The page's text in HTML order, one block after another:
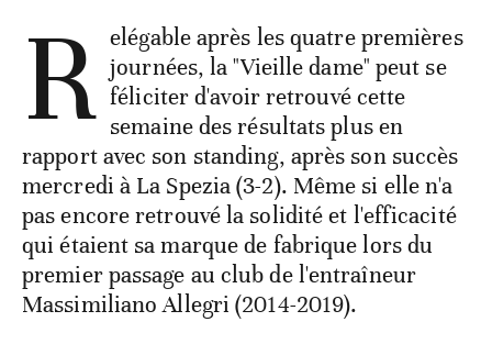
R elégable après les quatre premières
journées, la "Vieille dame" peut se
féliciter d'avoir retrouvé cette
semaine des résultats plus en
rapport avec son standing, après son succès
mercredi à La Spezia (3-2). Même si elle n'a
pas encore retrouvé la solidité et l'efficacité
qui étaient sa marque de fabrique lors du
premier passage au club de l'entraîneur
Massimiliano Allegri (2014-2019).